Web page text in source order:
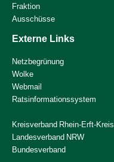
Fraktion
Ausschüsse
Externe Links
Netzbegrünung
Wolke
Webmail
Ratsinformationssystem
Kreisverband Rhein-Erft-Kreis
Landesverband NRW
Bundesverband